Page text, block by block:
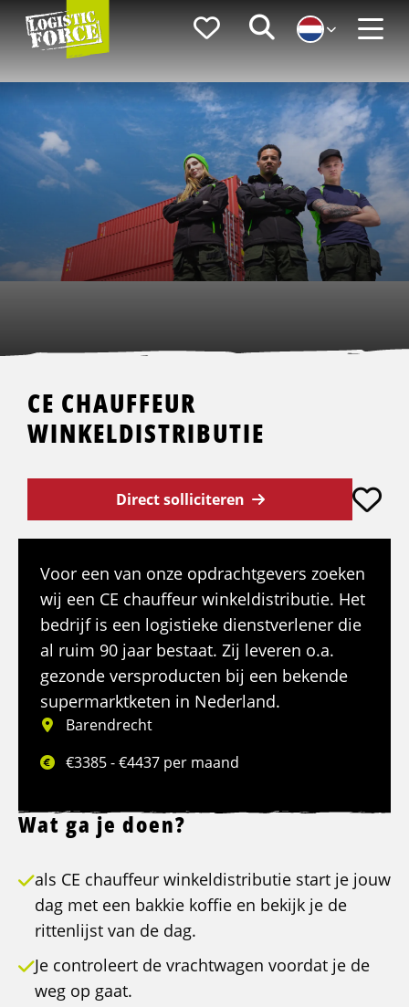
Logistic
Force
FavorietenZoeken
CE CHAUFFEUR
WINKELDISTRIBUTIE
Direct solliciteren
Voor een van onze opdrachtgevers zoeken
wij een CE chauffeur winkeldistributie. Het
bedrijf is een logistieke dienstverlener die
al ruim 90 jaar bestaat. Zij leveren o.a.
gezonde versproducten bij een bekende
supermarktketen in Nederland.
Barendrecht
€3385 - €4437 per maand
Wat ga je doen?
als CE chauffeur winkeldistributie start je jouw
dag met een bakkie koffie en bekijk je de
rittenlijst van de dag.
Je controleert de vrachtwagen voordat je de
weg op gaat.